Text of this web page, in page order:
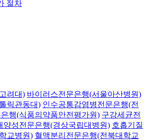
절차
려대) 바이러스전문은행(서울아산병원)
릭관동대) 인수공통감염병전문은행(전
행(식품의약품안전평가원) 구강세균전
양성전문은행(경상국립대병원) 호흡기질
교병원) 혈액분리전문은행(전북대학교